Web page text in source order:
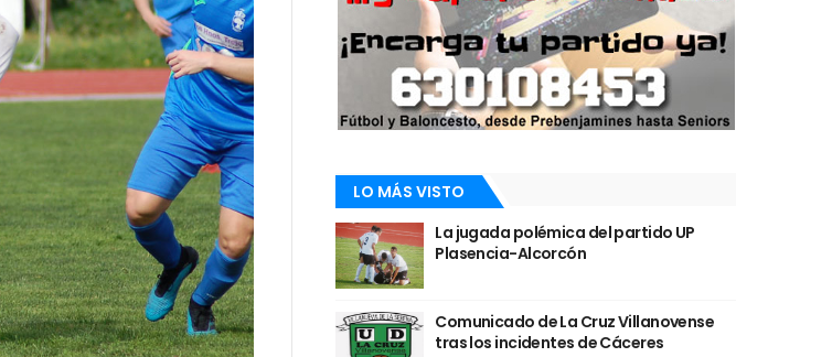
LO MÁS VISTO
La jugada polémica del partido UP
Plasencia-Alcorcón
Comunicado de La Cruz Villanovense
tras los incidentes de Cáceres